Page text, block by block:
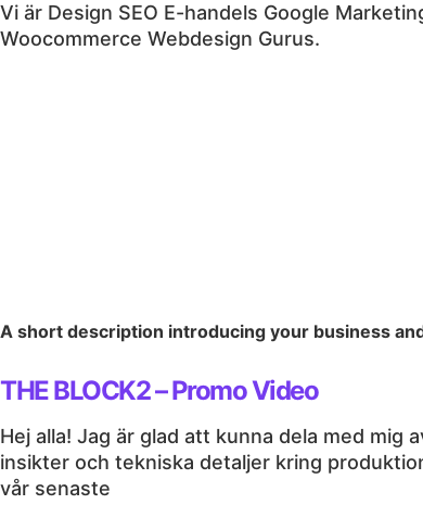
Vi är Design SEO E-handels Google
Woocommerce Webdesign Gurus.
A short description introducing your business
THE BLOCK2 – Promo Video
Hej alla! Jag är glad att kunna dela med mig
insikter och tekniska detaljer kring
vår senaste